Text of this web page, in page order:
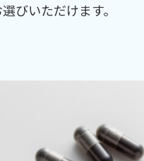
びいただけます。